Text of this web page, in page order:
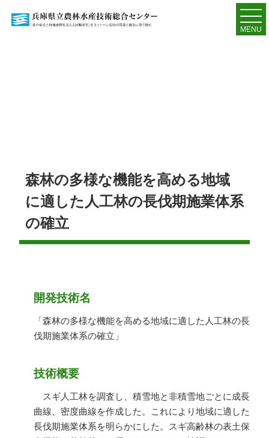
MENU
森林の多様な機能を高める地域
に適した人工林の長伐期施業体系
の確立
開発技術名
「森林の多様な機能を高める地域に適した人工林の長
伐期施業体系の確立」
技術概要
スギ人工林を調査し、積雪地と非積雪地ごとに成長
曲線、密度曲線を作成した。これにより地域に適した
長伐期施業体系を明らかにした。スギ高齢林の表土保